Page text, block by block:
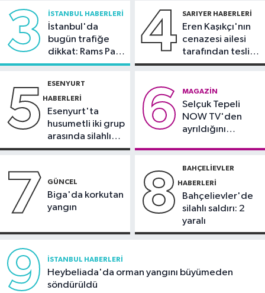
22:02
karşılama
Bahçelievler Haberleri
edilen bina çöktü
3 İSTANBUL HABERLERI
İstanbul'da
bugün trafiğe
dikkat: Rams Park
çevresinde bazı
4 SARIYER HABERLERI
Eren Kaşıkçı'nın
cenazesi ailesi
tarafından teslim
alındı
5 ESENYURT
HABERLERI
Esenyurt'ta
husumetli iki grup
arasında silahlı
kavga
6 MAGAZIN
Selçuk Tepeli
NOW TV'den
ayrıldığını
7 GÜNCEL
Biga'da korkutan
yangın
8 BAHÇELIEVLER
HABERLERI
Bahçelievler'de
silahlı saldırı: 2
yaralı
9 İSTANBUL HABERLERI
Heybeliada'da orman yangını büyümeden
söndürüldü